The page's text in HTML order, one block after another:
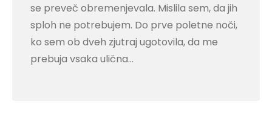
se preveč obremenjevala. Mislila sem, da jih
sploh ne potrebujem. Do prve poletne noči,
ko sem ob dveh zjutraj ugotovila, da me
prebuja vsaka ulična…